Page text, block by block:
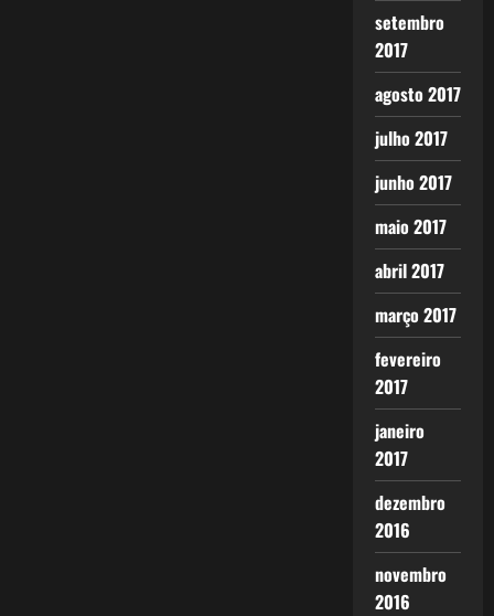
setembro
2017
agosto 2017
julho 2017
junho 2017
maio 2017
abril 2017
março 2017
fevereiro
2017
janeiro
2017
dezembro
2016
novembro
2016